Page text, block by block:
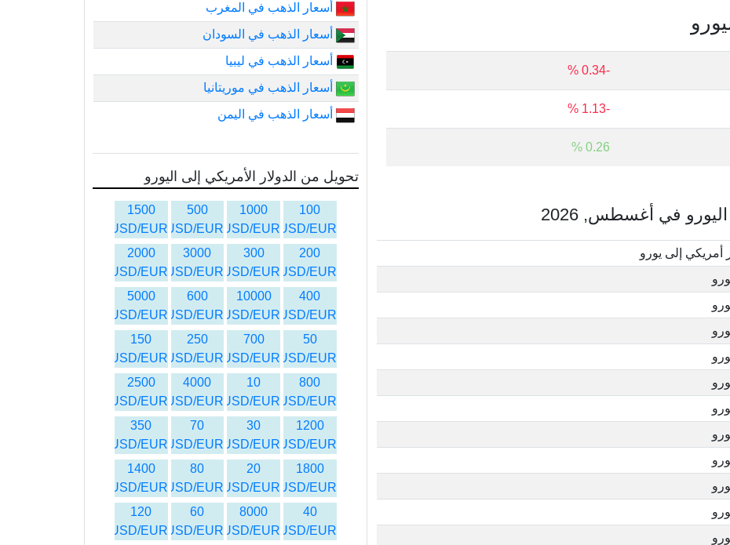
-0.34 %
-1.13 %
0.26 %
أسعار الذهب في المغرب
أسعار الذهب في السودان
أسعار الذهب في ليبيا
أسعار الذهب في موريتانيا
أسعار الذهب في اليمن
تحويل من الدولار الأمريكي إلى اليورو
100
USD/EUR
1000
USD/EUR
500
USD/EUR
1500
USD/EUR
200
USD/EUR
300
USD/EUR
3000
USD/EUR
2000
USD/EUR
400
USD/EUR
10000
USD/EUR
600
USD/EUR
5000
USD/EUR
50
USD/EUR
700
USD/EUR
250
USD/EUR
150
USD/EUR
800
USD/EUR
10
USD/EUR
4000
USD/EUR
2500
USD/EUR
1200
USD/EUR
30
USD/EUR
70
USD/EUR
350
USD/EUR
1800
USD/EUR
20
USD/EUR
80
USD/EUR
1400
USD/EUR
40
USD/EUR
8000
USD/EUR
60
USD/EUR
120
USD/EUR